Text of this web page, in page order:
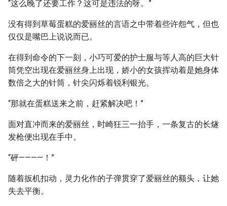
“这么晚了还要工作？这可是违法的呀。”
没有得到草莓蛋糕的爱丽丝的言语之中带着些许怨气，但也
仅仅是嘴巴上说说而已。
在得到命令的下一刻，小巧可爱的护士服与等人高的巨大针
筒凭空出现在爱丽丝身上出现，娇小的女孩挥动着是她身体
数倍之大的针筒，针尖闪烁着锐利银光。
“那就在蛋糕送来之前，赶紧解决吧！”
面对直冲而来的爱丽丝，时崎狂三一抬手，一条复古的长燧
发枪便出现在手中。
“砰————！”
随着扳机扣动，灵力化作的子弹贯穿了爱丽丝的额头，让她
失去平衡。